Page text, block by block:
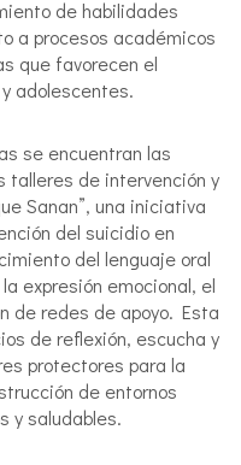
de habilidades
a procesos académicos
que favorecen el
adolescentes.
se encuentran las
talleres de intervención y
Sanan”, una iniciativa
del suicidio en
del lenguaje oral
expresión emocional, el
de redes de apoyo. Esta
de reflexión, escucha y
protectores para la
de entornos
y saludables.